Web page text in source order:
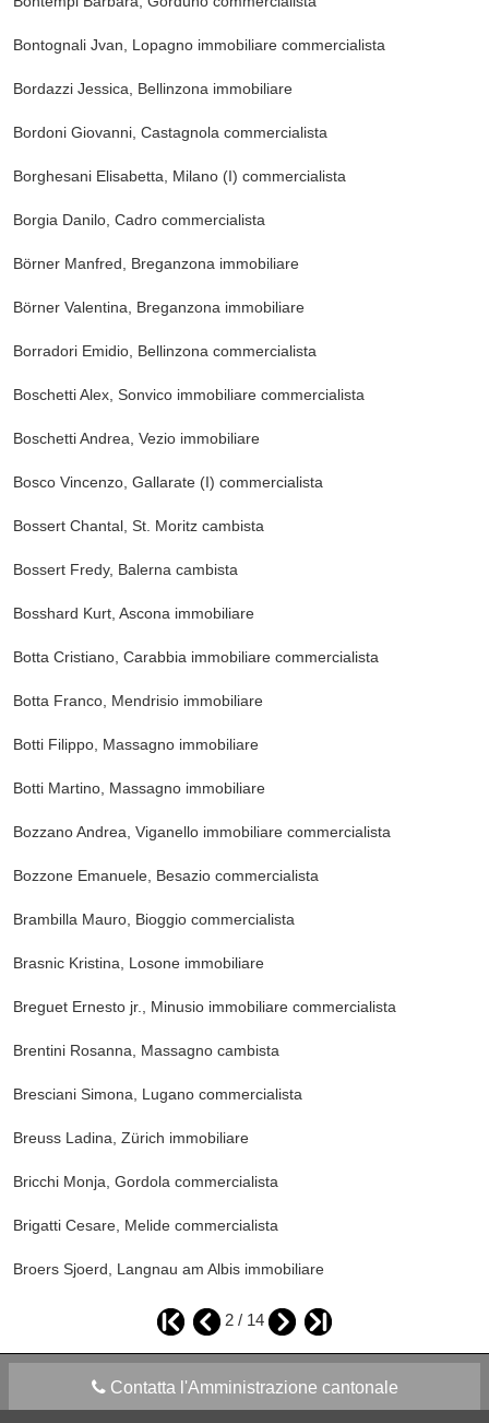
Bontognali Jvan, Lopagno immobiliare commercialista
Bordazzi Jessica, Bellinzona immobiliare
Bordoni Giovanni, Castagnola commercialista
Borghesani Elisabetta, Milano (I) commercialista
Borgia Danilo, Cadro commercialista
Börner Manfred, Breganzona immobiliare
Börner Valentina, Breganzona immobiliare
Borradori Emidio, Bellinzona commercialista
Boschetti Alex, Sonvico immobiliare commercialista
Boschetti Andrea, Vezio immobiliare
Bosco Vincenzo, Gallarate (I) commercialista
Bossert Chantal, St. Moritz cambista
Bossert Fredy, Balerna cambista
Bosshard Kurt, Ascona immobiliare
Botta Cristiano, Carabbia immobiliare commercialista
Botta Franco, Mendrisio immobiliare
Botti Filippo, Massagno immobiliare
Botti Martino, Massagno immobiliare
Bozzano Andrea, Viganello immobiliare commercialista
Bozzone Emanuele, Besazio commercialista
Brambilla Mauro, Bioggio commercialista
Brasnic Kristina, Losone immobiliare
Breguet Ernesto jr., Minusio immobiliare commercialista
Brentini Rosanna, Massagno cambista
Bresciani Simona, Lugano commercialista
Breuss Ladina, Zürich immobiliare
Bricchi Monja, Gordola commercialista
Brigatti Cesare, Melide commercialista
Broers Sjoerd, Langnau am Albis immobiliare
2 / 14
Contatta l'Amministrazione cantonale